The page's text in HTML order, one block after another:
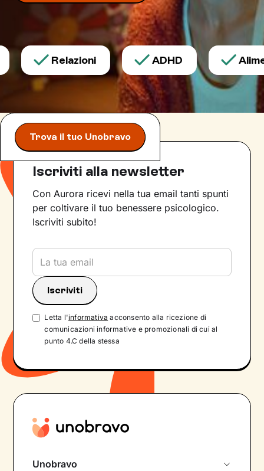
Relazioni ADHD
Trova il tuo Unobravo
Iscriviti alla newsletter
Con Aurora ricevi nella tua email tanti spunti
per coltivare il tuo benessere psicologico.
Iscriviti subito!
Letta l'informativa acconsento alla ricezione di
comunicazioni informative e promozionali di cui al
punto 4.C della stessa
Unobravo